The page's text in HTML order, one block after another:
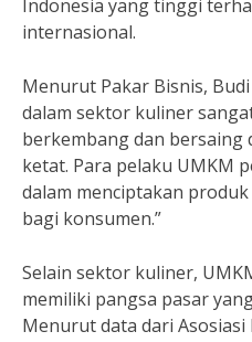
Indonesia yang tinggi
internasional.
Menurut Pakar Bisnis,
dalam sektor kuliner
berkembang dan bersaing
ketat. Para pelaku UMKM
dalam menciptakan
bagi konsumen.”
Selain sektor kuliner,
memiliki pangsa pasar
Menurut data dari Asosiasi